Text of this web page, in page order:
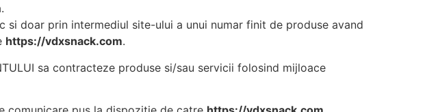
doar prin intermediul site-ului a unui numar finit de produse avand
https://vdxsnack.com.
sa contracteze produse si/sau servicii folosind mijloace